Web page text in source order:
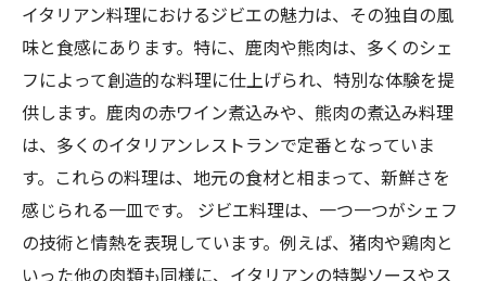
イタリアン料理におけるジビエの魅力は、その独自の風
味と食感にあります。特に、鹿肉や熊肉は、多くのシェ
フによって創造的な料理に仕上げられ、特別な体験を提
供します。鹿肉の赤ワイン煮込みや、熊肉の煮込み料理
は、多くのイタリアンレストランで定番となっていま
す。これらの料理は、地元の食材と相まって、新鮮さを
感じられる一皿です。 ジビエ料理は、一つ一つがシェフ
の技術と情熱を表現しています。例えば、猪肉や鶏肉と
いった他の肉類も同様に、イタリアンの特製ソースやス